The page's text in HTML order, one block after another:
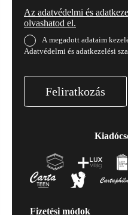
Az adatvédelmi és
olvashatod el.
A megadott adataim
Feliratkozás
Fizetési módok